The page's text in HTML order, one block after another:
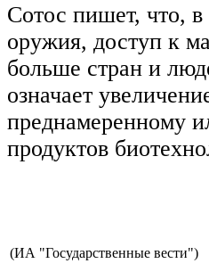
Сотос пишет, что, в
оружия, доступ к
больше стран и
означает
преднамеренному
продуктов
(ИА "Государственные вести")